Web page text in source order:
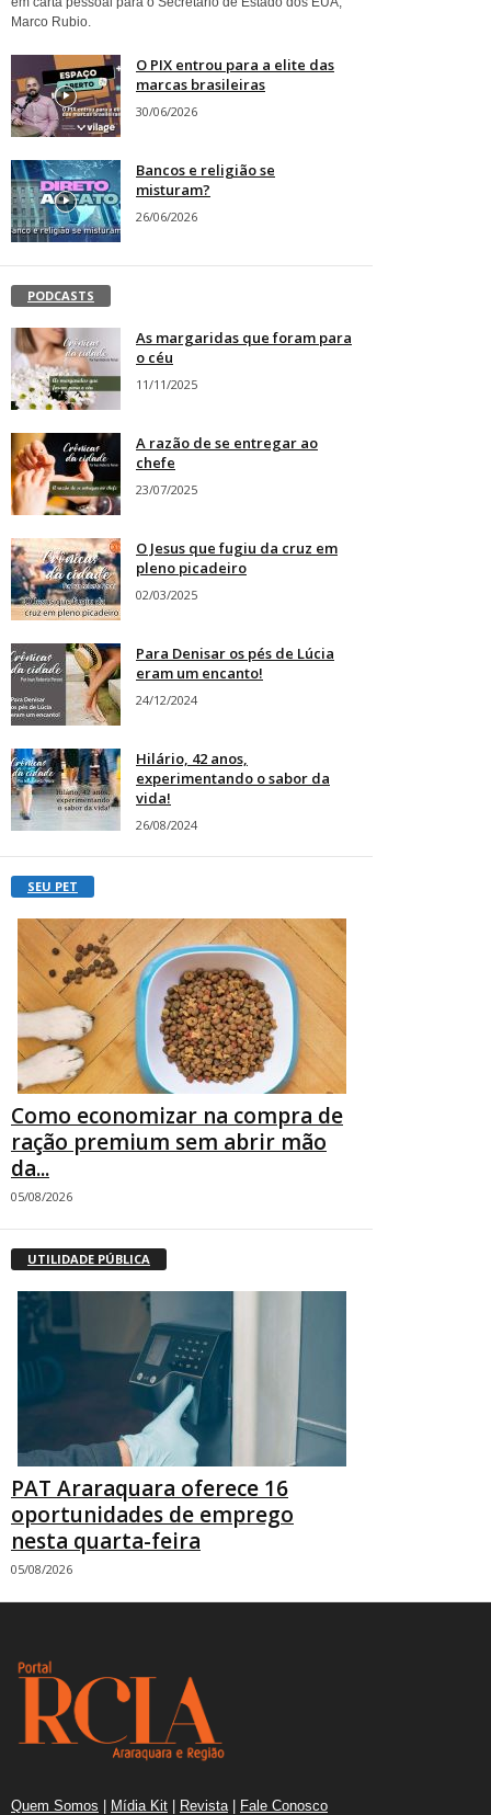
Marco Rubio.
O PIX entrou para a elite das
marcas brasileiras
30/06/2026
Bancos e religião se
misturam?
26/06/2026
PODCASTS
As margaridas que foram para
o céu
11/11/2025
A razão de se entregar ao
chefe
23/07/2025
O Jesus que fugiu da cruz em
pleno picadeiro
02/03/2025
Para Denisar os pés de Lúcia
eram um encanto!
24/12/2024
Hilário, 42 anos,
experimentando o sabor da
vida!
26/08/2024
SEU PET
Como economizar na compra de
ração premium sem abrir mão
da...
05/08/2026
UTILIDADE PÚBLICA
PAT Araraquara oferece 16
oportunidades de emprego
nesta quarta-feira
05/08/2026
Quem Somos | Mídia Kit | Revista | Fale Conosco